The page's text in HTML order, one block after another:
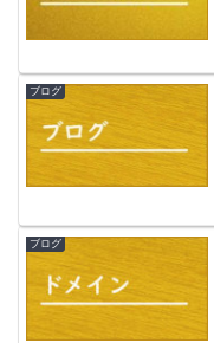
ブログ
ブログ